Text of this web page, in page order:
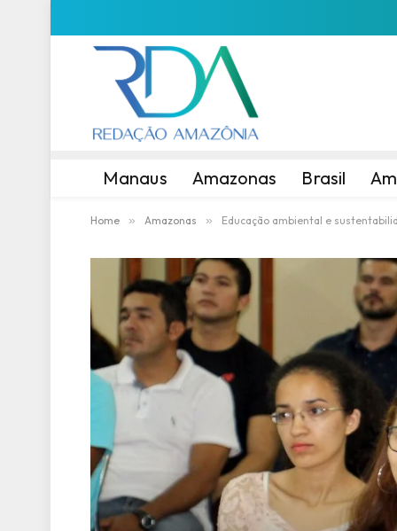
Manaus Amazonas Brasil
Home » Amazonas » Educação ambiental e